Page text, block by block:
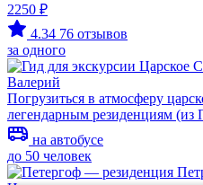
2250 ₽
4.34 76 отзывов
за одного
Валерий
Погрузиться в атмосферу
легендарным резиденциям (из
на автобусе
до 50 человек